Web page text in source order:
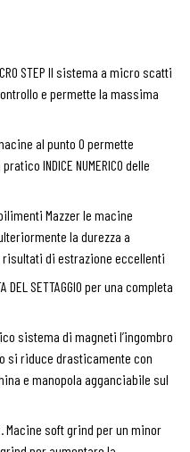
STEP Il sistema a micro scatti
e permette la massima
macine al punto 0 permette
INDICE NUMERICO delle
Mazzer le macine
la durezza a
di estrazione eccellenti
DEL SETTAGGIO per una completa
sistema di magneti l’ingombro
si riduce drasticamente con
e manopola agganciabile sul
Macine soft grind per un minor